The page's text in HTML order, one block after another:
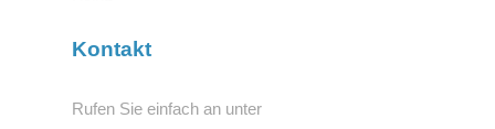
Kontakt
Rufen Sie einfach an unter